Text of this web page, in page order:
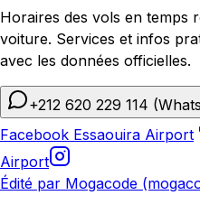
Horaires des vols en temps
voiture. Services et infos
avec les données officielles.
+212 620 229 114
Facebook Essaouira Airport
Airport
Édité par Mogacode